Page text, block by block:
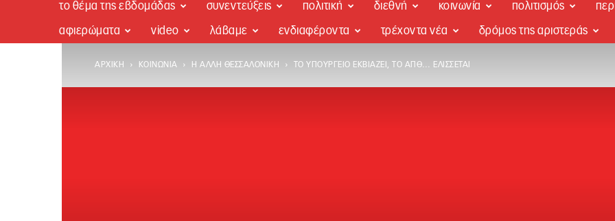
το θέμα της εβδομάδας συνεντεύξεις πολιτική διεθνή κοινωνία πολιτισμός
αφιερώματα video λάβαμε ενδιαφέροντα τρέχοντα νέα δρόμος της αριστεράς
ΑΡΧΙΚΉ ΚΟΙΝΩΝΊΑ Η ΆΛΛΗ ΘΕΣΣΑΛΟΝΊΚΗ ΤΟ ΥΠΟΥΡΓΕΊΟ ΕΚΒΙΆΖΕΙ, ΤΟ ΑΠΘ… ΕΛΊΣΣΕΤΑΙ